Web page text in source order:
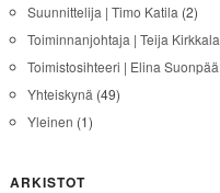
Suunnittelija | Timo Katila (2)
Toiminnanjohtaja | Teija Kirkkala
Toimistosihteeri | Elina Suonpää
Yhteiskynä (49)
Yleinen (1)
ARKISTOT